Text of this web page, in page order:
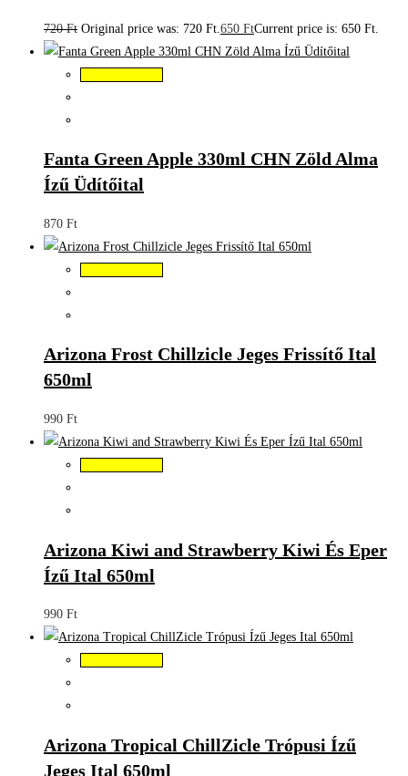
720Ft Original price was: 720 Ft. 650 FtCurrent price is: 650 Ft.
Fanta Green Apple 330ml CHN Zöld Alma
Ízű Üdítőital
870 Ft
Arizona Frost Chillzicle Jeges Frissítő Ital
650ml
990 Ft
Arizona Kiwi and Strawberry Kiwi És Eper
Ízű Ital 650ml
990 Ft
Arizona Tropical ChillZicle Trópusi Ízű
Jeges Ital 650ml